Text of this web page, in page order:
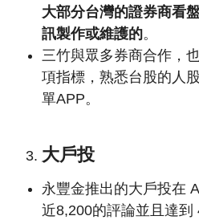
大部分台灣的證券商看
訊製作或維護的。
三竹與眾多券商合作，
項指標，熟悉台股的人
單APP。
大戶投
永豐金推出的大戶投在
近8,200的評論並且達到